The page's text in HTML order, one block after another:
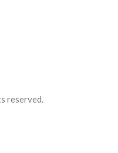
reserved.